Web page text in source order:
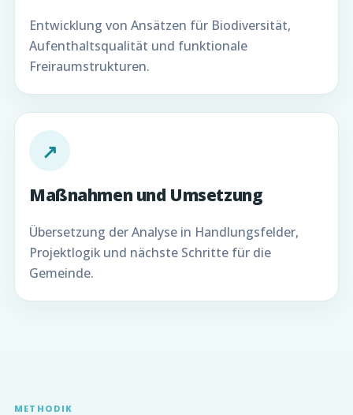
Entwicklung von Ansätzen für Biodiversität,
Aufenthaltsqualität und funktionale
Freiraumstrukturen.
↗
Maßnahmen und Umsetzung
Übersetzung der Analyse in Handlungsfelder,
Projektlogik und nächste Schritte für die
Gemeinde.
METHODIK